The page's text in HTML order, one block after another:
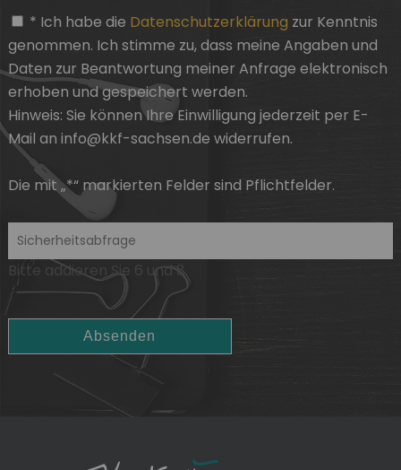
* Ich habe die Datenschutzerklärung zur Kenntnis
genommen. Ich stimme zu, dass meine Angaben und
Daten zur Beantwortung meiner Anfrage elektronisch
erhoben und gespeichert werden.
Hinweis: Sie könnenIhre Einwilligung jederzeit per E-
Mail an info@kkf-sachsen.de widerrufen.
Die mit „*“ markierten Felder sind Pflichtfelder.
Bitte addieren Sie 6 und 8.
Absenden